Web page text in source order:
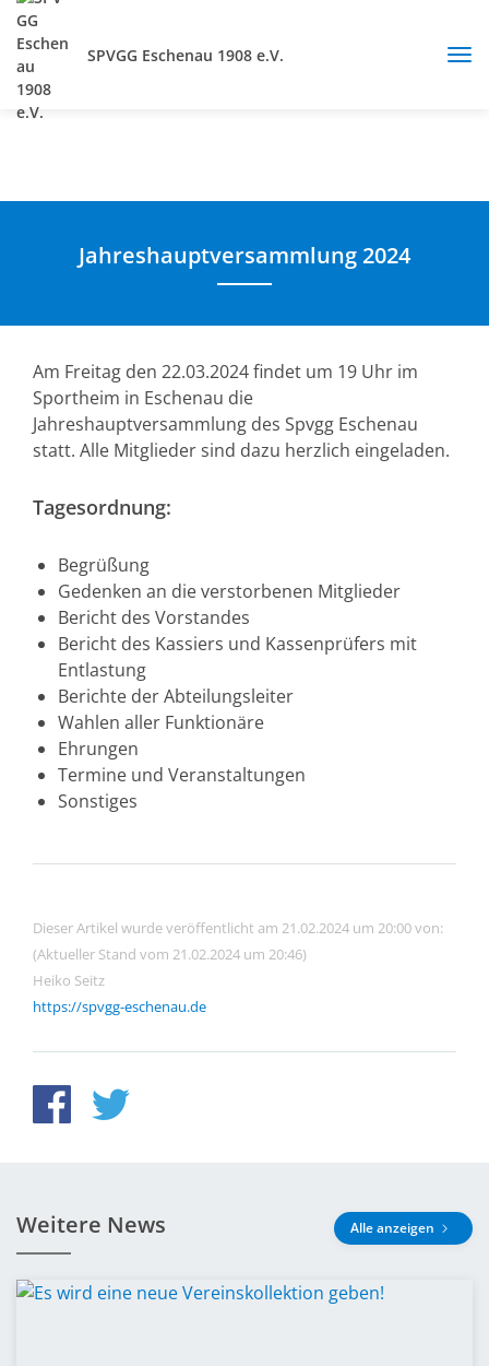
SPVGG Eschenau 1908 e.V.
Jahreshauptversammlung 2024
Am Freitag den 22.03.2024 findet um 19 Uhr im
Sportheim in Eschenau die
Jahreshauptversammlung des Spvgg Eschenau
statt. Alle Mitglieder sind dazu herzlich eingeladen.
Tagesordnung:
Begrüßung
Gedenken an die verstorbenen Mitglieder
Bericht des Vorstandes
Bericht des Kassiers und Kassenprüfers mit
Entlastung
Berichte der Abteilungsleiter
Wahlen aller Funktionäre
Ehrungen
Termine und Veranstaltungen
Sonstiges
Dieser Artikel wurde veröffentlicht am 21.02.2024 um 20:00 von:
(Aktueller Stand vom 21.02.2024 um 20:46)
Heiko Seitz
https://spvgg-eschenau.de
Weitere News Alle anzeigen